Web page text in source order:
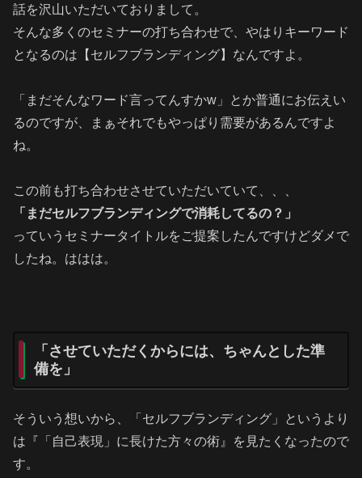
話を沢山いただいておりまして。
そんな多くのセミナーの打ち合わせで、やはりキーワード
となるのは【セルフブランディング】なんですよ。
「まだそんなワード言ってんすかw」とか普通にお伝えい
るのですが、まぁそれでもやっぱり需要があるんですよ
ね。
この前も打ち合わせさせていただいていて、、、
「まだセルフブランディングで消耗してるの？」
っていうセミナータイトルをご提案したんですけどダメで
したね。ははは。
「させていただくからには、ちゃんとした準
備を」
そういう想いから、「セルフブランディング」というより
は『「自己表現」に長けた方々の術』を見たくなったので
す。